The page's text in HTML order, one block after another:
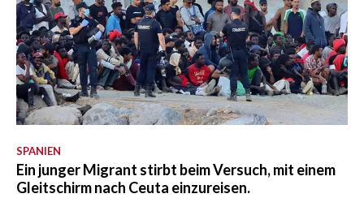
SPANIEN
Ein junger Migrant stirbt beim Versuch, mit einem
Gleitschirm nach Ceuta einzureisen.